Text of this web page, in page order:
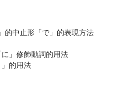
的中止形「で」的表現方法
」修飾動詞的用法
的用法